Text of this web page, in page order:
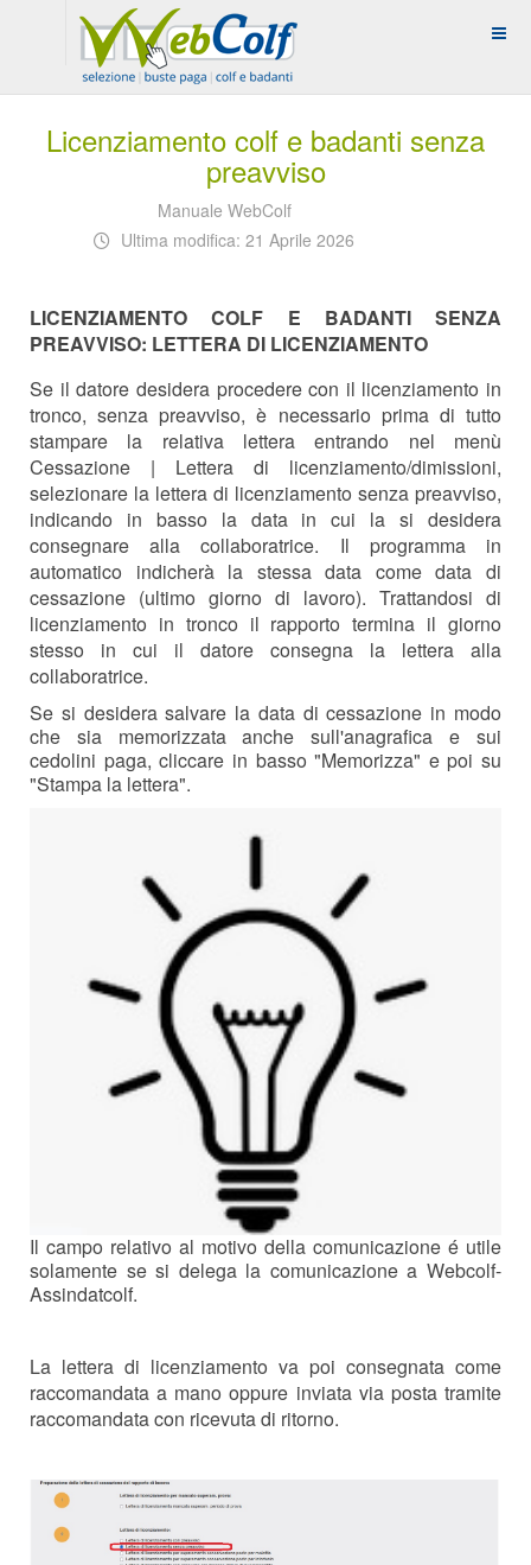
Licenziamento colf e badanti senza
preavviso
Manuale WebColf
Ultima modifica: 21 Aprile 2026
LICENZIAMENTO COLF E BADANTI SENZA
PREAVVISO: LETTERA DI LICENZIAMENTO
Se il datore desidera procedere con il licenziamento in
tronco, senza preavviso, è necessario prima di tutto
stampare la relativa lettera entrando nel menù
Cessazione | Lettera di licenziamento/dimissioni,
selezionare la lettera di licenziamento senza preavviso,
indicando in basso la data in cui la si desidera
consegnare alla collaboratrice. Il programma in
automatico indicherà la stessa data come data di
cessazione (ultimo giorno di lavoro). Trattandosi di
licenziamento in tronco il rapporto termina il giorno
stesso in cui il datore consegna la lettera alla
collaboratrice.
Se si desidera salvare la data di cessazione in modo
che sia memorizzata anche sull'anagrafica e sui
cedolini paga, cliccare in basso "Memorizza" e poi su
"Stampa la lettera".
Il campo relativo al motivo della comunicazione é utile
solamente se si delega la comunicazione a Webcolf-
Assindatcolf.
La lettera di licenziamento va poi consegnata come
raccomandata a mano oppure inviata via posta tramite
raccomandata con ricevuta di ritorno.